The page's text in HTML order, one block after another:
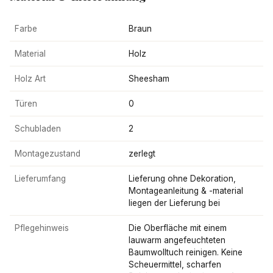
Farbe Braun
Material Holz
Holz Art Sheesham
Türen 0
Schubladen 2
Montagezustand zerlegt
Lieferumfang
Lieferung ohne Dekoration,
Montageanleitung & -material
liegen der Lieferung bei
Pflegehinweis
Die Oberfläche mit einem
lauwarm angefeuchteten
Baumwolltuch reinigen. Keine
Scheuermittel, scharfen